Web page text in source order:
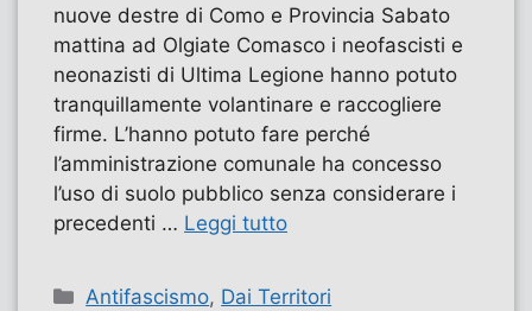
nuove destre di Como e Provincia Sabato
mattina ad Olgiate Comasco i neofascisti e
neonazisti di Ultima Legione hanno potuto
tranquillamente volantinare e raccogliere
firme. L’hanno potuto fare perché
l’amministrazione comunale ha concesso
l’uso di suolo pubblico senza considerare i
precedenti … Leggi tutto
Categorie
Antifascismo, Dai Territori